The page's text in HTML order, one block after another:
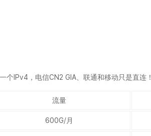
IPv4，电信CN2 GIA、联通和移动只是直连！
流量
600G/月